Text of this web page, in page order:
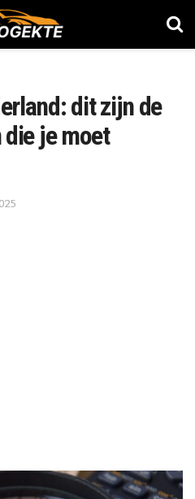
dit zijn de
je moet